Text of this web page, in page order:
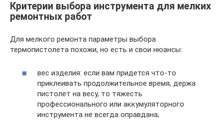
Критерии выбора инструмента для мелких
ремонтных работ
Для мелкого ремонта параметры выбора
термопистолета похожи, но есть и свои нюансы:
вес изделия: если вам придется что-то
приклеивать продолжительное время, держа
пистолет на весу, то тяжесть
профессионального или аккумуляторного
инструмента не всегда оправдана;